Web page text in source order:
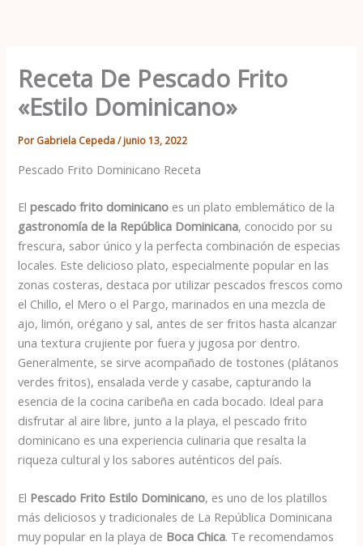
Receta De Pescado Frito
«Estilo Dominicano»
Por Gabriela Cepeda/junio 13, 2022
Pescado Frito Dominicano Receta
Elpescado frito dominicano es un plato emblemático de la
gastronomía de la República Dominicana, conocido por su
frescura, sabor único y la perfecta combinación de especias
locales. Este delicioso plato, especialmente popular en las
zonas costeras, destaca por utilizar pescados frescos como
el Chillo, el Mero o el Pargo, marinados en una mezcla de
ajo, limón, orégano y sal, antes de ser fritos hasta alcanzar
una textura crujiente por fuera y jugosa por dentro.
Generalmente, se sirve acompañado de tostones (plátanos
verdes fritos), ensalada verde y casabe, capturando la
esencia de la cocina caribeña en cada bocado. Ideal para
disfrutar al aire libre, junto a la playa, el pescado frito
dominicano es una experiencia culinaria que resalta la
riqueza cultural y los sabores auténticos del país.
El Pescado Frito Estilo Dominicano, es uno de los platillos
más deliciosos y tradicionales de La República Dominicana
muy popular en la playa de Boca Chica. Te recomendamos